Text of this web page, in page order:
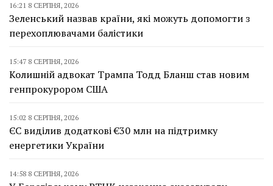
16:21 8 СЕРПНЯ, 2026
Зеленський назвав країни, які можуть допомогти з
перехоплювачами балістики
15:47 8 СЕРПНЯ, 2026
Колишній адвокат Трампа Тодд Бланш став новим
генпрокурором США
15:02 8 СЕРПНЯ, 2026
ЄС виділив додаткові €30 млн на підтримку
енергетики України
14:58 8 СЕРПНЯ, 2026